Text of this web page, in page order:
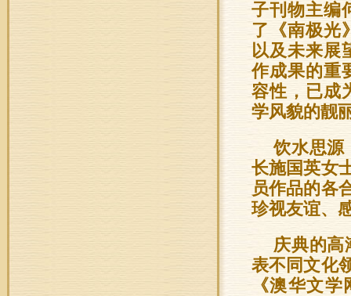
子刊物主编
了《南极光
以及未来展
作成果的重
容性，已成
学风貌的靓
饮水思源
长施国英女
员作品的各
珍视友谊、
庆典的高
表不同文化
《澳华文